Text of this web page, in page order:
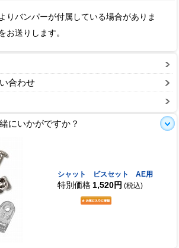
りバンパーが付属している場合がありま
お送りします。
合わせ
にいかがですか？
シャット ビスセット AE用
特別価格 1,520円 (税込)